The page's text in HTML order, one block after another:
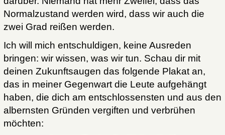
Normalzustand werden wird, dass wir auch die
zwei Grad reißen werden.
Ich will mich entschuldigen, keine Ausreden
bringen: wir wissen, was wir tun. Schau dir mit
deinen Zukunftsaugen das folgende Plakat an,
das in meiner Gegenwart die Leute aufgehängt
haben, die dich am entschlossensten und aus den
albernsten Gründen vergiften und verbrühen
möchten: